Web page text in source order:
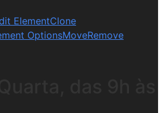
ElementClone
OptionsMoveRemove